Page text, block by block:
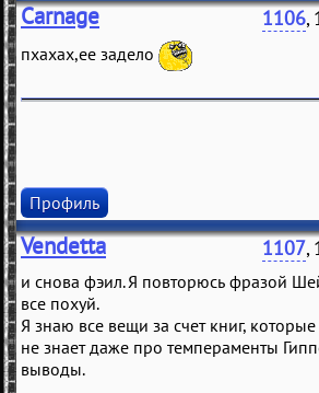
Carnage 1106,
пхахах,ее задело
Профиль
Vendetta 1107,
и снова фэил. Я повторюсь фразой
все похуй.
Я знаю все вещи за счет книг,
не знает даже про темпераменты
выводы.